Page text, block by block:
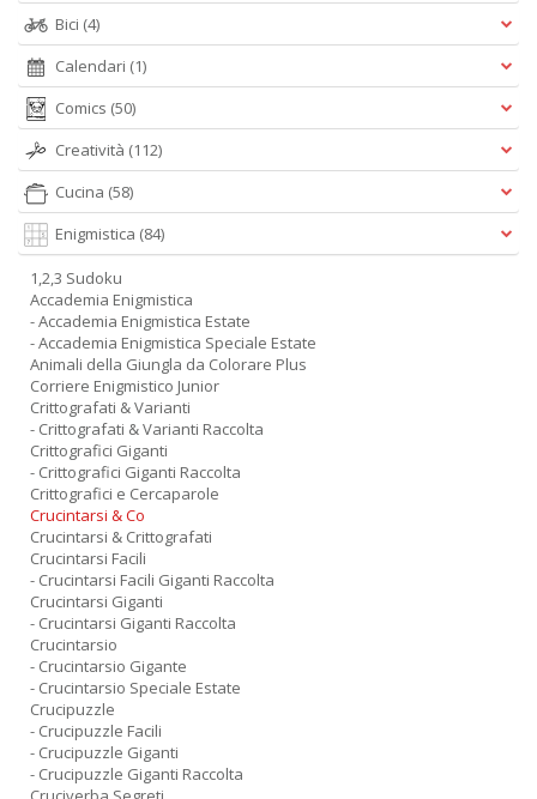
Bici (4)
Calendari (1)
Comics (50)
Creatività (112)
Cucina (58)
Enigmistica (84)
1,2,3 Sudoku
Accademia Enigmistica
- Accademia Enigmistica Estate
- Accademia Enigmistica Speciale Estate
Animali della Giungla da Colorare Plus
Corriere Enigmistico Junior
Crittografati & Varianti
- Crittografati & Varianti Raccolta
Crittografici Giganti
- Crittografici Giganti Raccolta
Crittografici e Cercaparole
Crucintarsi & Co
Crucintarsi & Crittografati
Crucintarsi Facili
- Crucintarsi Facili Giganti Raccolta
Crucintarsi Giganti
- Crucintarsi Giganti Raccolta
Crucintarsio
- Crucintarsio Gigante
- Crucintarsio Speciale Estate
Crucipuzzle
- Crucipuzzle Facili
- Crucipuzzle Giganti
- Crucipuzzle Giganti Raccolta